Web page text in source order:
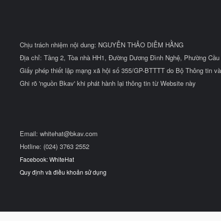
Chịu trách nhiệm nội dung: NGUYỄN THẢO DIỄM HẰNG
Địa chỉ: Tầng 2, Tòa nhà HH1, Đường Dương Đình Nghệ, Phường
Giấy phép thiết lập mạng xã hội số 355/GP-BTTTT do Bộ Thông tin
Ghi rõ 'nguồn Bkav' khi phát hành lại thông tin từ Website này
Email: whitehat@bkav.com
Hotline: (024) 3763 2552
Facebook: WhiteHat
Quy định và điều khoản sử dụng